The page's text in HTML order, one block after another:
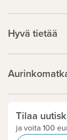
Hyvä tietää
Tilaa
ja voita 100